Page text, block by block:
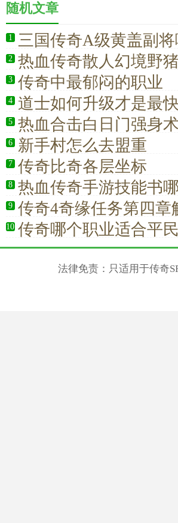
随机文章
1 三国传奇A级黄盖副将
2 热血传奇散人幻境野
3 传奇中最郁闷的职业
4 道士如何升级才是最
5 热血合击白日门强身
6 新手村怎么去盟重
7 传奇比奇各层坐标
8 热血传奇手游技能书
9 传奇4奇缘任务第四章
10 传奇哪个职业适合平
法律免责：只适用于传奇